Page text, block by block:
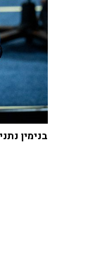
בנימין